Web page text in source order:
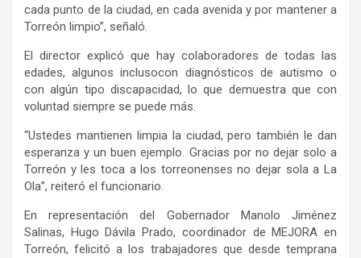
cada punto de la ciudad, en cada aveniday por mantener a
Torreón limpio”, señaló.
El director explicó que hay colaboradores de todas las
edades, algunos inclusocon diagnósticos de autismoo
con algún tipo discapacidad, lo que demuestra que con
voluntad siempre se puede más.
“Ustedes mantienen limpia la ciudad, pero también le dan
esperanza y un buen ejemplo. Gracias por no dejar solo a
Torreón y les toca a los torreonenses no dejar sola a La
O la”, reiteró el funcionario.
En representación del Gobernador
Manolo Jiménez
Salinas, Hugo Dávila Prado, coordinador de MEJORA en
Torreón, felicitó a los trabajadores que desde temprana